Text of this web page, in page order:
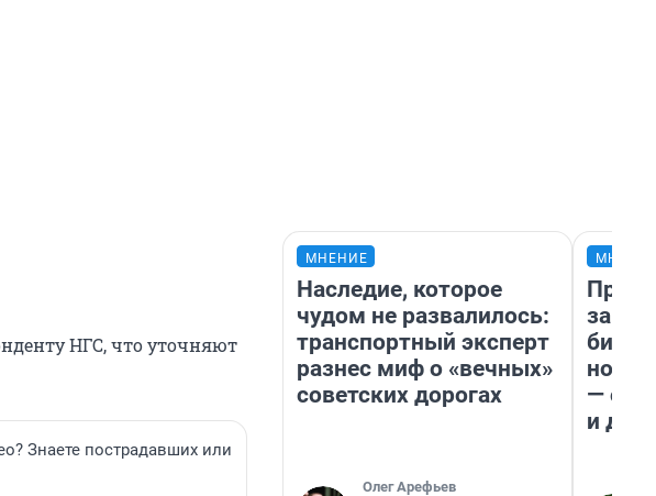
НГС, что уточняют
Знаете пострадавших или
МНЕНИЕ
Наследие, которое
чудом не развалилось:
транспортный эксперт
разнес миф о «вечных»
советских дорогах
Олег Арефьев
— он
и